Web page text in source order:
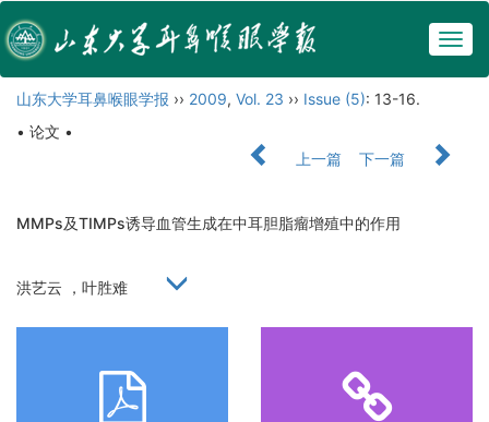
山东大学耳鼻喉眼学报 ›› 2009, Vol. 23 ›› Issue (5): 13-16.
• 论文 •
上一篇
下一篇
MMPs及TIMPs诱导血管生成在中耳胆脂瘤增殖中的作用
洪艺云 ，叶胜难